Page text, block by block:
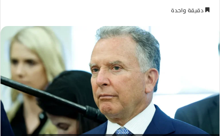
ل
دقيقة واحدة